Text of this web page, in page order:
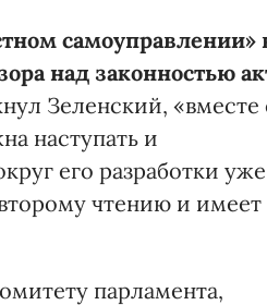
самоуправлении»
над законностью
Зеленский, «вместе
наступать и
его разработки уже
чтению и имеет
парламента,